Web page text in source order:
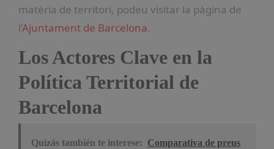
matèria de territori, podeu visitar la pàgina de
l’Ajuntament de Barcelona.
Los Actores Clave en la
Política Territorial de
Barcelona
Quizás también te interese: Comparativa de preus